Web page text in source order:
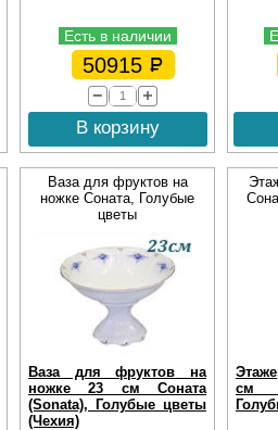
Есть в наличии
50915
В корзину
Ваза для фруктов на
ножке Соната, Голубые
цветы
Ваза для фруктов на
ножке 23 см Соната
(Sonata), Голубые цветы
(Чехия)
см